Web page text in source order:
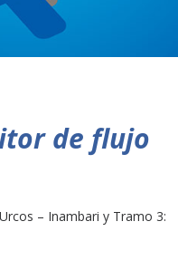
de flujo
– Inambari y Tramo 3: